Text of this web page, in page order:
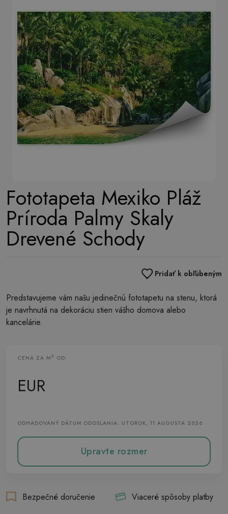
Fototapeta Mexiko Pláž
Príroda Palmy Skaly
Drevené Schody
Pridať k obľúbeným
Predstavujeme vám našu jedinečnú fototapetu na stenu, ktorá
je navrhnutá na dekoráciu stien vášho domova alebo
kancelárie.
CENA ZA M2 OD:
EUR
ODHADOVANÝ DÁTUM ODOSLANIA: UTOROK, 11 AUGUSTA 2026
Upravte rozmer
Bezpečné doručenie Viaceré spôsoby platby